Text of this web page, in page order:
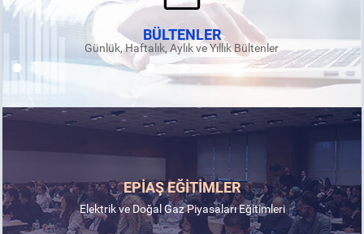
BÜLTENLER
Günlük, Haftalık, Aylık ve Yıllık Bültenler
EPİAŞ EĞİTİMLER
Elektrik ve Doğal Gaz Piyasaları Eğitimleri